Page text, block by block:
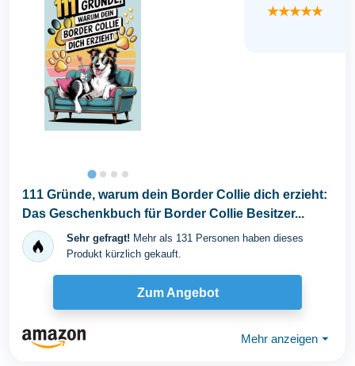
★★★★★
111 Gründe, warum dein Border Collie dich erzieht:
Das Geschenkbuch für Border Collie Besitzer...
Sehr gefragt! Mehr als 131 Personen haben dieses
Produkt kürzlich gekauft.
Zum Angebot
Mehr anzeigen ⏷